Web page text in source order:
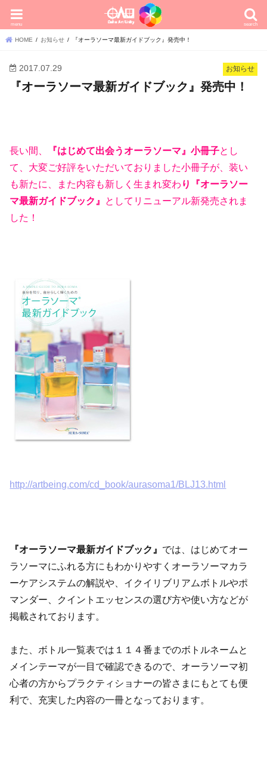
search
menu
HOME お知らせ 『オーラソーマ最新ガイドブック』発売中！
お知らせ
2017.07.29
『オーラソーマ最新ガイドブック』発売中！
長い間、 『はじめて出会うオーラソーマ』小冊子とし
て、大変ご好評をいただいておりました小冊子が、装い
も新たに、また内容も新しく生まれ変わ り『オーラソー
マ最新ガイドブック』
としてリニューアル新発売されま
した！
http://artbeing.com/cd_book/aurasoma1/BLJ13.html
『オーラソーマ最新ガイドブック』 では、はじめてオー
ラソーマにふれる方にもわかりやすくオーラソーマカラ
ーケアシステムの解説や、イクイリブリアムボトルやポ
マンダー、クイントエッセンスの選び方や使い方などが
掲載されております。
また、ボトル一覧表では１１４番までのボトルネームと
メインテーマが一目で確認できるので、オーラソーマ初
心者の方からプラクティショナーの皆さまにもとても便
利で、充実した内容の一冊となっております。